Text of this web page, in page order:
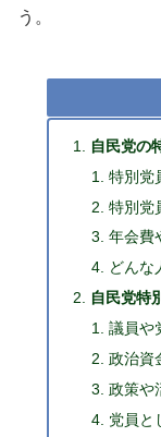
う。
自民党の
特別党
特別党
年会費
どんな
自民党特
議員や
政治資
政策や
党員と